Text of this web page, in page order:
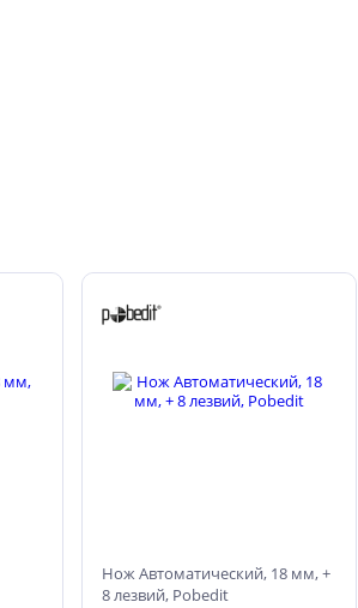
Нож Автоматический, 18 мм, +
8 лезвий, Pobedit